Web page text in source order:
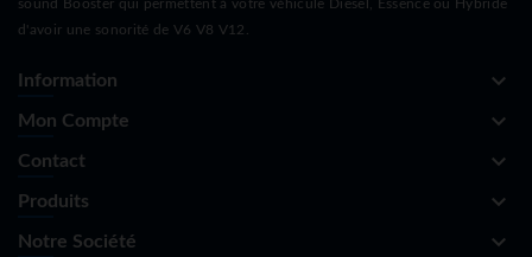
sound Booster qui permettent à votre véhicule Diesel, Essence ou Hybride
d'avoir une sonorité de V6 V8 V12.
Information keyboard_arrow_down
Mon Compte keyboard_arrow_down
Contact keyboard_arrow_down
Produits keyboard_arrow_down
Notre Société keyboard_arrow_down